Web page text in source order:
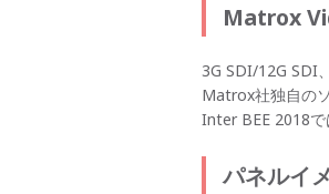
Matrox
3G SDI/12G SDI
Matrox社独自の
Inter BEE 2018で
パネルイ